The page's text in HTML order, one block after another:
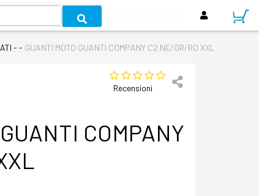
- - GUANTI MOTO GUANTI COMPANY C2 NE/GR/RO XXL
Recensioni
COMPANY